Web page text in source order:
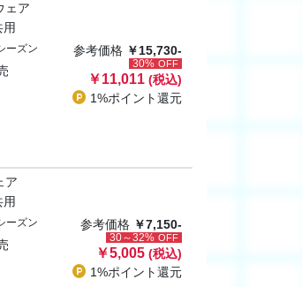
ェア
用
ーズン 参考価格 ￥15,730-
30% OFF
￥11,011 (税込)
1%ポイント還元
ア
用
ーズン 参考価格 ￥7,150-
30～32% OFF
￥5,005 (税込)
1%ポイント還元